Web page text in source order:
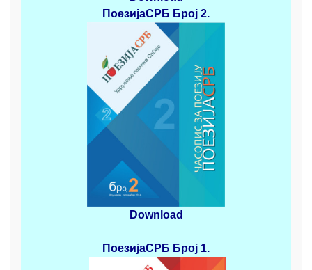
ПоезијаСРБ Број 2.
Download
ПоезијаСРБ Број 1.